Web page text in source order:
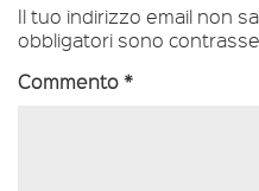
Il tuo indirizzo email non
obbligatori sono
Commento*